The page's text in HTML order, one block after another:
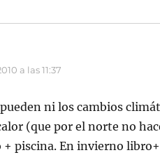
a las 11:37
ni los cambios
(que por el norte no
piscina. En invierno